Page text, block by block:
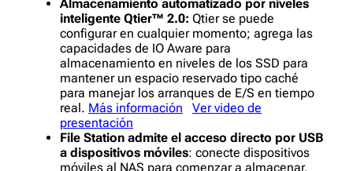
Almacenamiento automatizado por niveles
inteligente Qtier™ 2.0: Qtier se puede
configurar en cualquier momento; agrega las
capacidades de IO Aware para
almacenamiento en niveles de los SSD para
mantener un espacio reservado tipo caché
para manejar los arranques de E/S en tiempo
real. Más información
Ver video de
presentación
File Station admite el acceso directo por USB
a dispositivos móviles: conecte dispositivos
móviles al NAS para comenzar a almacenar,